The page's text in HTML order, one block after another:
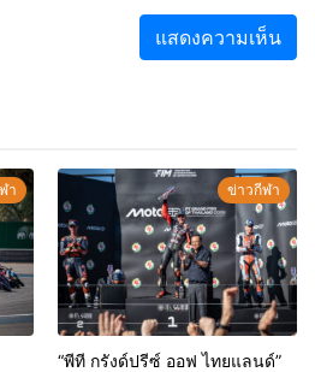
า ข่าวกีฬา
“พีที กรังด์ปรีซ์ ออฟ ไทยแลนด์”